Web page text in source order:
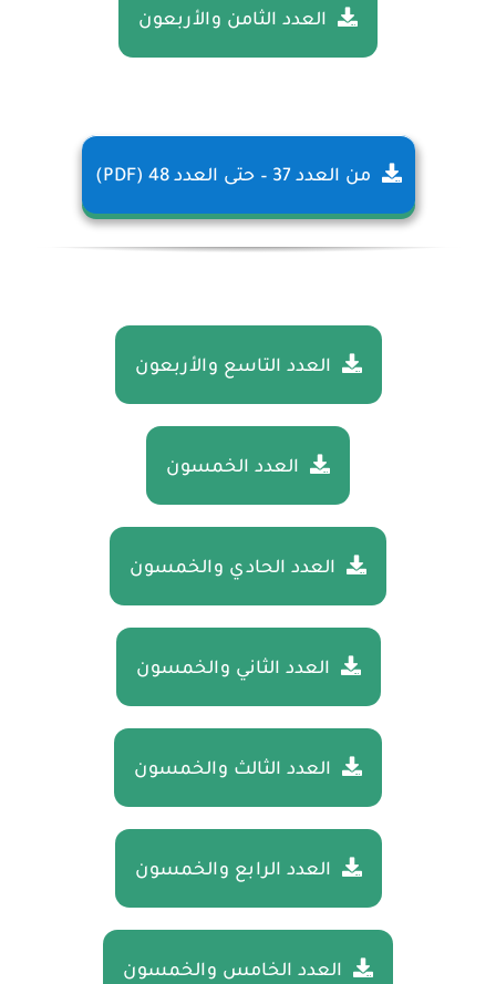
العدد الثامن والأربعون
من العدد 37 – حتى العدد 48 (PDF)
العدد التاسع والأربعون
العدد الخمسون
العدد الحادي والخمسون
العدد الثاني والخمسون
العدد الثالث والخمسون
العدد الرابع والخمسون
العدد الخامس والخمسون